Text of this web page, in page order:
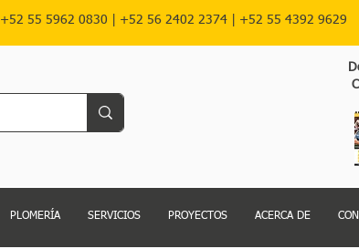
+52 55 5962 0830 +52 56 2402 2374 | +52 55 4392 9629
PLOMERÍA SERVICIOS PROYECTOS ACERCA DE